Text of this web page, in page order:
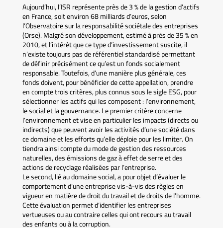
Aujourd’hui, l’ISR représente près de 3 % de la gestion d’actifs
en France, soit environ 68 milliards d’euros, selon
l’Observatoire sur la responsabilité sociétale des entreprises
(Orse). Malgré son développement, estimé à près de 35 % en
2010, et l’intérêt que ce type d’investissement suscite, il
n’existe toujours pas de référentiel standardisé permettant
de définir précisément ce qu’est un fonds socialement
responsable. Toutefois, d’une manière plus générale, ces
fonds doivent, pour bénéficier de cette appellation, prendre
en compte trois critères, plus connus sous le sigle ESG, pour
sélectionner les actifs qui les composent : l’environnement,
le social et la gouvernance. Le premier critère concerne
l’environnement et vise en particulier les impacts (directs ou
indirects) que peuvent avoir les activités d’une société dans
ce domaine et les efforts qu’elle déploie pour les limiter. On
tiendra ainsi compte du mode de gestion des ressources
naturelles, des émissions de gaz à effet de serre et des
actions de recyclage réalisées par l’entreprise.
Le second, lié au domaine social, a pour objet d’évaluer le
comportement d’une entreprise vis-à-vis des règles en
vigueur en matière de droit du travail et de droits de l’homme.
Cette évaluation permet d’identifier les entreprises
vertueuses ou au contraire celles qui ont recours au travail
des enfants ou à la corruption.